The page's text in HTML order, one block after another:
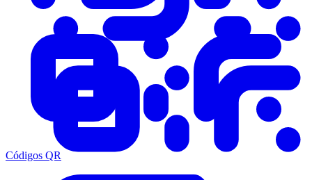
Códigos QR